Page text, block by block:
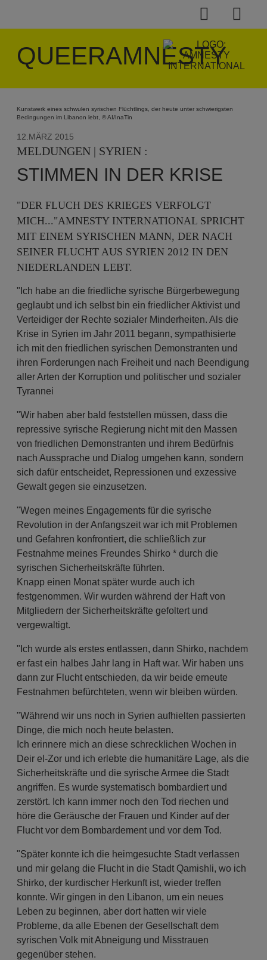
QUEERAMNESTY
Kunstwerk eines schwulen syrischen Flüchtlings, der heute unter schwierigsten
Bedingungen im Libanon lebt, © AI/InaTin
12.MÄRZ 2015
MELDUNGEN | SYRIEN :
STIMMEN IN DER KRISE
"DER FLUCH DES KRIEGES VERFOLGT
MICH..."AMNESTY INTERNATIONAL SPRICHT
MIT EINEM SYRISCHEN MANN, DER NACH
SEINER FLUCHT AUS SYRIEN 2012 IN DEN
NIEDERLANDEN LEBT.
"Ich habe an die friedliche syrische Bürgerbewegung
geglaubt und ich selbst bin ein friedlicher Aktivist und
Verteidiger der Rechte sozialer Minderheiten. Als die
Krise in Syrien im Jahr 2011 begann, sympathisierte
ich mit den friedlichen syrischen Demonstranten und
ihren Forderungen nach Freiheit und nach Beendigung
aller Arten der Korruption und politischer und sozialer
Tyrannei
"Wir haben aber bald feststellen müssen, dass die
repressive syrische Regierung nicht mit den Massen
von friedlichen Demonstranten und ihrem Bedürfnis
nach Aussprache und Dialog umgehen kann, sondern
sich dafür entscheidet, Repressionen und exzessive
Gewalt gegen sie einzusetzen.
"Wegen meines Engagements für die syrische
Revolution in der Anfangszeit war ich mit Problemen
und Gefahren konfrontiert, die schließlich zur
Festnahme meines Freundes Shirko * durch die
syrischen Sicherheitskräfte führten.
Knapp einen Monat später wurde auch ich
festgenommen. Wir wurden während der Haft von
Mitgliedern der Sicherheitskräfte gefoltert und
vergewaltigt.
"Ich wurde als erstes entlassen, dann Shirko, nachdem
er fast ein halbes Jahr lang in Haft war. Wir haben uns
dann zur Flucht entschieden, da wir beide erneute
Festnahmen befürchteten, wenn wir bleiben würden.
"Während wir uns noch in Syrien aufhielten passierten
Dinge, die mich noch heute belasten.
Ich erinnere mich an diese schrecklichen Wochen in
Deir el-Zor und ich erlebte die humanitäre Lage, als die
Sicherheitskräfte und die syrische Armee die Stadt
angriffen. Es wurde systematisch bombardiert und
zerstört. Ich kann immer noch den Tod riechen und
höre die Geräusche der Frauen und Kinder auf der
Flucht vor dem Bombardement und vor dem Tod.
"Später konnte ich die heimgesuchte Stadt verlassen
und mir gelang die Flucht in die Stadt Qamishli, wo ich
Shirko, der kurdischer Herkunft ist, wieder treffen
konnte. Wir gingen in den Libanon, um ein neues
Leben zu beginnen, aber dort hatten wir viele
Probleme, da alle Ebenen der Gesellschaft dem
syrischen Volk mit Abneigung und Misstrauen
gegenüber stehen.